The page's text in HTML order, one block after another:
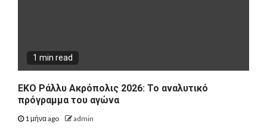
1 min read
ΕΚΟ Ράλλυ Ακρόπολις 2026: Το αναλυτικό
πρόγραμμα του αγώνα
1 μήνα ago admin